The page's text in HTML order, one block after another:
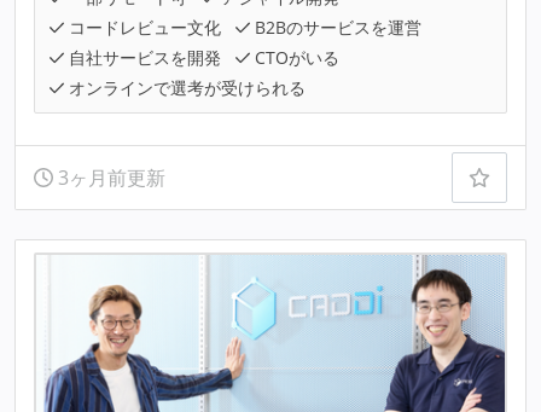
コードレビュー文化
B2Bのサービスを運営
自社サービスを開発
CTOがいる
オンラインで選考が受けられる
3ヶ月前更新